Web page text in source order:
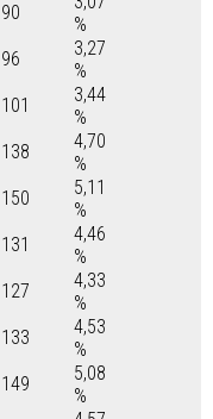
90
%
96
3,27
%
101
3,44
%
138
4,70
%
150
5,11
%
131
4,46
%
127
4,33
%
133
4,53
%
149
5,08
%